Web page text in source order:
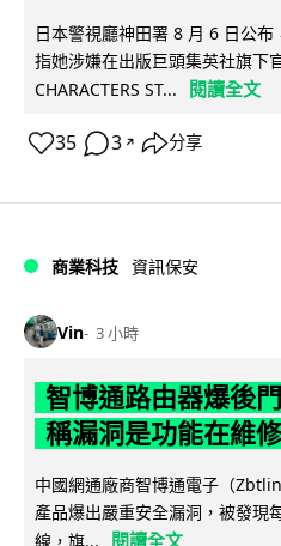
日本警視廳神田署 8 月 6 日公布
指她涉嫌在出版巨頭集英社旗下
CHARACTERS ST...
閱讀全文
35 3 ↗ 分享
商業科技 資訊保安
Vin 3 小時
智博通路由器爆後
稱漏洞是功能在維
中國網通廠商智博通電子（
產品爆出嚴重安全漏洞，被發現
線，旗...
閱讀全文